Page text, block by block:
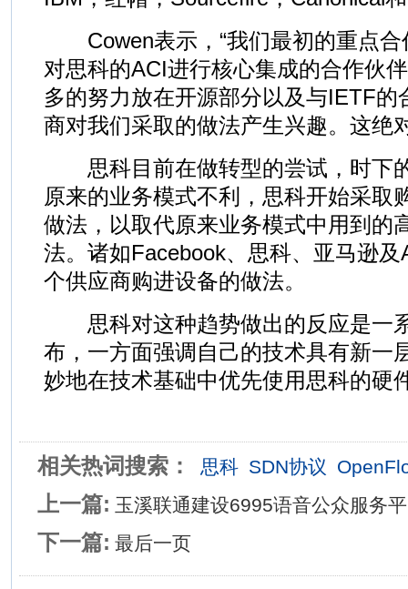
Cowen表示，“我们最初的重点合
对思科的ACI进行核心集成的合作伙
多的努力放在开源部分以及与IETF的
商对我们采取的做法产生兴趣。这绝
思科目前在做转型的尝试，时下
原来的业务模式不利，思科开始采取
做法，以取代原来业务模式中用到的
法。诸如Facebook、思科、亚马逊
个供应商购进设备的做法。
思科对这种趋势做出的反应是一
布，一方面强调自己的技术具有新一
妙地在技术基础中优先使用思科的硬
相关热词搜索： 思科 SDN协议
上一篇: 玉溪联通建设6995语音公众服务
下一篇: 最后一页